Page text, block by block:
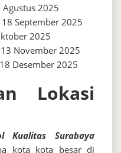
Agustus 2025
September 2025
2025
November 2025
Desember 2025
Lokasi
Kualitas Surabaya
kota kota besar di